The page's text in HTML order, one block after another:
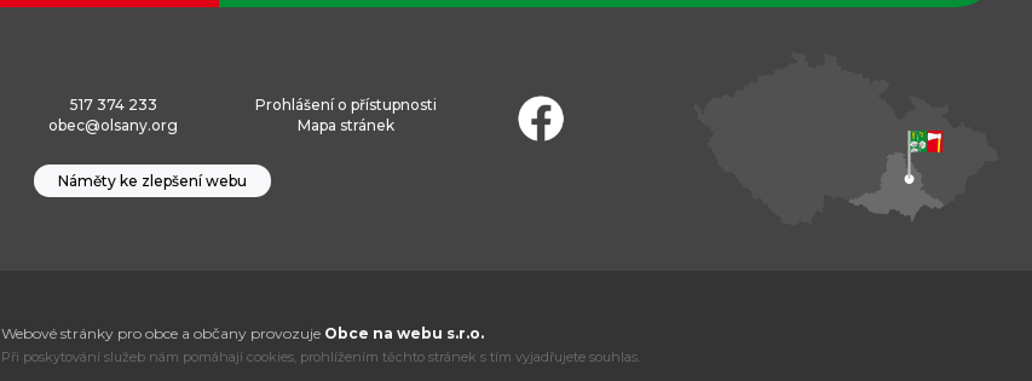
517 374 233
obec@olsany.org
Prohlášení o přístupnosti
Mapa stránek
Náměty ke zlepšení webu
Webové stránky pro obce a občany provozuje Obce na webu s.r.o.
Při poskytování služeb nám pomáhají cookies, prohlížením těchto stránek s tím vyjadřujete souhlas.